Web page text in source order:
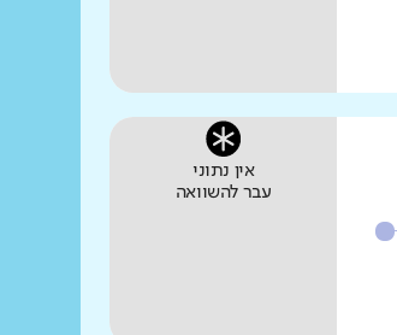
אין נתוני
עבר להשוואה